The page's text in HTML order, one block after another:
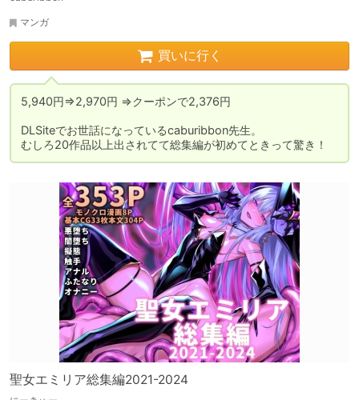
マンガ
買いに行く
5,940円⇒2,970円 ⇒クーポンで2,376円
DLSiteでお世話になっているcaburibbon先生。
むしろ20作品以上出されてて総集編が初めてときって驚き！
聖女エミリア総集編2021-2024